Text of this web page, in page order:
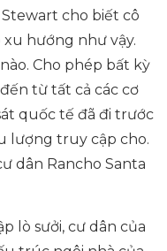
cho biết cô
xu hướng như vậy.
Cho phép bất kỳ
từ tất cả các cơ
quốc tế đã đi trước
lượng truy cập cho.
dân Rancho Santa
lò sưởi, cư dân của